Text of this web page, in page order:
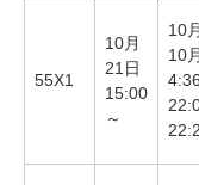
55X1
10月
21日
15:00
～
10
10